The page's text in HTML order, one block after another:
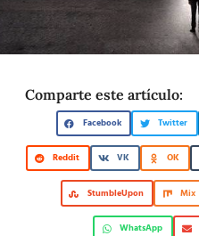
Comparte este artículo:
Facebook Twitter
Reddit VK OK
StumbleUpon Mix
WhatsApp